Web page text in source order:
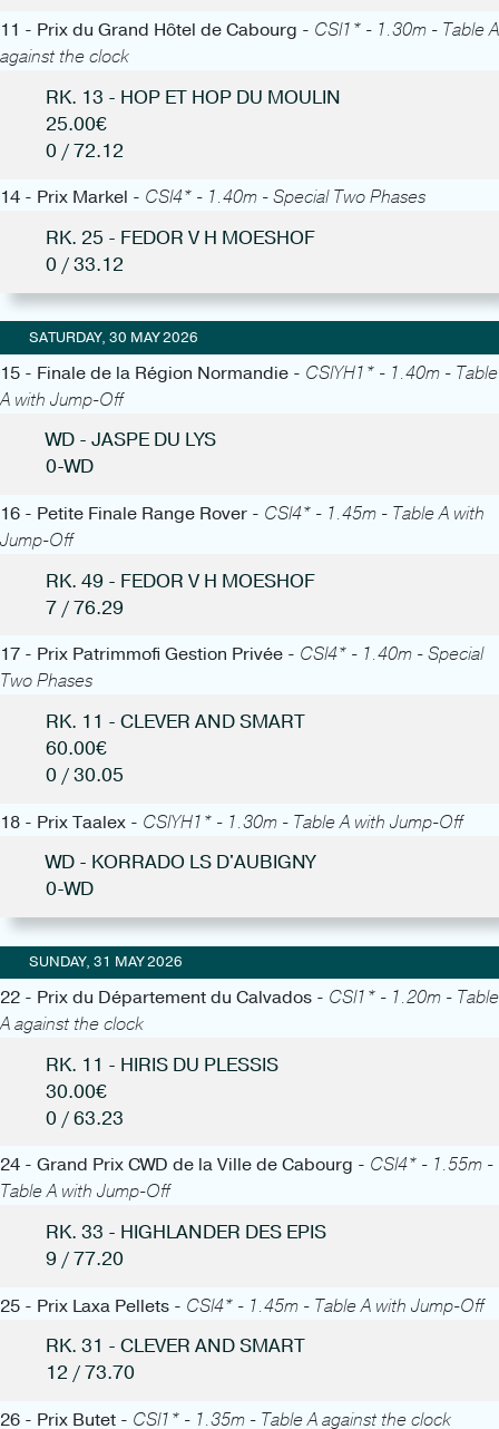
11 - Prix du Grand Hôtel de Cabourg - CSI1* - 1.30m - Table A
against the clock
RK. 13 - HOP ET HOP DU MOULIN
25.00€
0 / 72.12
14 - Prix Markel - CSI4* - 1.40m - Special Two Phases
RK. 25 - FEDOR V H MOESHOF
0 / 33.12
SATURDAY, 30 MAY 2026
15 - Finale de la Région Normandie - CSIYH1* - 1.40m - Table
A with Jump-Off
WD - JASPE DU LYS
0-WD
16 - Petite Finale Range Rover - CSI4* - 1.45m - Table A with
Jump-Off
RK. 49 - FEDOR V H MOESHOF
7 / 76.29
17 - Prix Patrimmofi Gestion Privée - CSI4* - 1.40m - Special
Two Phases
RK. 11 - CLEVER AND SMART
60.00€
0 / 30.05
18 - Prix Taalex - CSIYH1* - 1.30m - Table A with Jump-Off
WD - KORRADO LS D'AUBIGNY
0-WD
SUNDAY, 31 MAY 2026
22 - Prix du Département du Calvados - CSI1* - 1.20m - Table
A against the clock
RK. 11 - HIRIS DU PLESSIS
30.00€
0 / 63.23
24 - Grand Prix CWD de la Ville de Cabourg - CSI4* - 1.55m -
Table A with Jump-Off
RK. 33 - HIGHLANDER DES EPIS
9 / 77.20
25 - Prix Laxa Pellets - CSI4* - 1.45m - Table A with Jump-Off
RK. 31 - CLEVER AND SMART
12 / 73.70
26 - Prix Butet - CSI1* - 1.35m - Table A against the clock